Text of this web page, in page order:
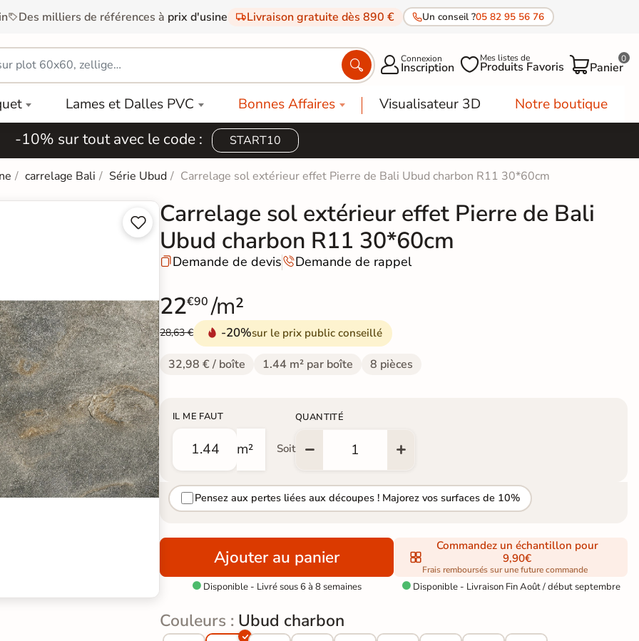
Des milliers de références à prix d'usine Livraison gratuite dès 890 € Un conseil ?05 82 95 56 76
 Connexion
Inscription Mes listes de
Produits Favoris Panier
0
Lames et Dalles PVC Bonnes Affaires Visualisateur 3D Notre boutique
-10% sur tout avec le code : START10
carrelage Bali Série Ubud Carrelage sol extérieur effet Pierre de Bali Ubud charbon R11 30*60cm


Carrelage sol extérieur effet Pierre de Bali
Ubud charbon R11 30*60cm
Demande de devisDemande de rappel
22€90 /m²
28,63 € -20%sur le prix public conseillé
32,98 € / boîte 1.44 m² par boîte 8 pièces
IL ME FAUT
m² Soit
QUANTITÉ
Pensez aux pertes liées aux découpes ! Majorez vos surfaces de 10%
Ajouter au panier
 Disponible - Livré sous 6 à 8 semaines
Commandez un échantillon pour
9,90€
Frais remboursés sur une future commande
Disponible - Livraison Fin Août / début septembre
Couleurs : Ubud charbon